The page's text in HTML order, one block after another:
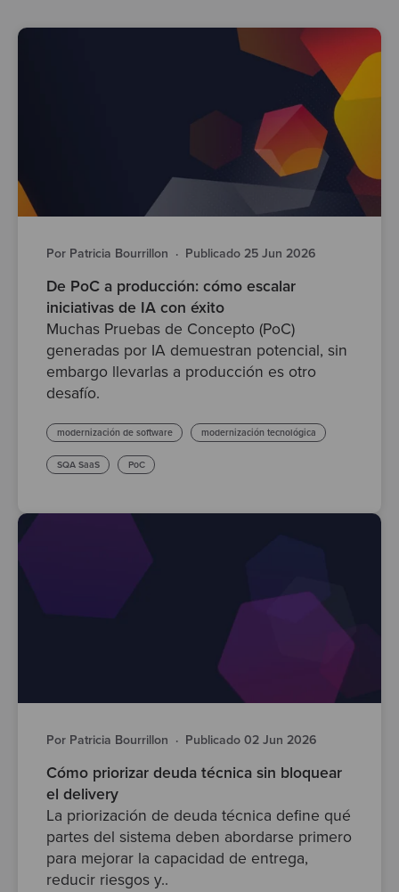
Por Patricia Bourrillon · Publicado 25 Jun 2026
De PoC a producción: cómo escalar
iniciativas de IA con éxito
Muchas Pruebas de Concepto (PoC)
generadas por IA demuestran potencial, sin
embargo llevarlas a producción es otro
desafío.
modernización de software modernización tecnológica
SQA SaaS PoC
Por Patricia Bourrillon · Publicado 02 Jun 2026
Cómo priorizar deuda técnica sin bloquear
el delivery
La priorización de deuda técnica define qué
partes del sistema deben abordarse primero
para mejorar la capacidad de entrega,
reducir riesgos y..